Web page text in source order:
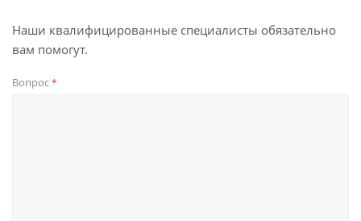
Наши квалифицированные специалисты обязательно
вам помогут.
Вопрос*